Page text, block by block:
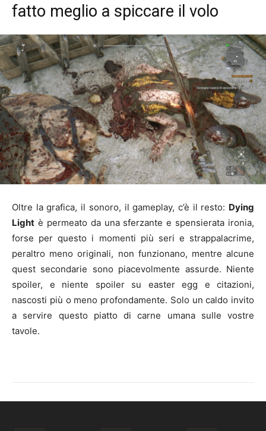
fatto meglio a spiccare il volo
Oltre la grafica, il sonoro, il gameplay, c’è il resto: Dying
Light è permeato da una sferzante e spensierata ironia,
forse per questo i momenti più seri e strappalacrime,
peraltro meno originali, non funzionano, mentre alcune
quest secondarie sono piacevolmente assurde. Niente
spoiler, e niente spoiler su easter egg e citazioni,
nascosti più o meno profondamente. Solo un caldo invito
a servire questo piatto di carne umana sulle vostre
tavole.